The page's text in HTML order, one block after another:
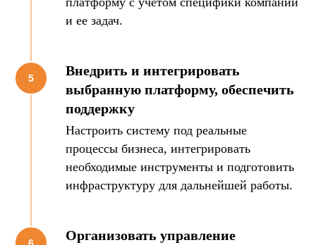
и ее задач.
Внедрить и интегрировать
выбранную платформу, обеспечить
поддержку
Настроить систему под реальные
процессы бизнеса, интегрировать
необходимые инструменты и подготовить
инфраструктуру для дальнейшей работы.
Организовать управление
Автоматизировать
этот процесс